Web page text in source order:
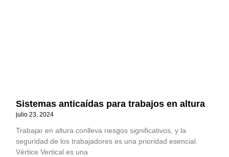
Sistemas anticaídas para trabajos en altura
julio 23, 2024
Trabajar en altura conlleva riesgos significativos, y la
seguridad de los trabajadores es una prioridad esencial.
Vértice Vertical es una